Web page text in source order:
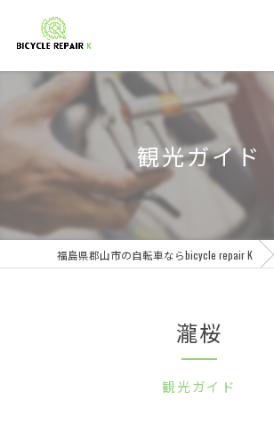
観光ガイド
福島県郡山市の自転車ならbicycle repair K
観光ガイド
瀧桜